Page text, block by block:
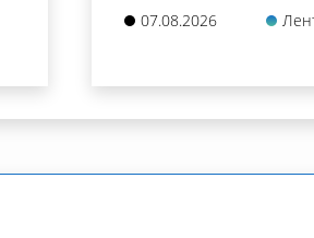
07.08.2026